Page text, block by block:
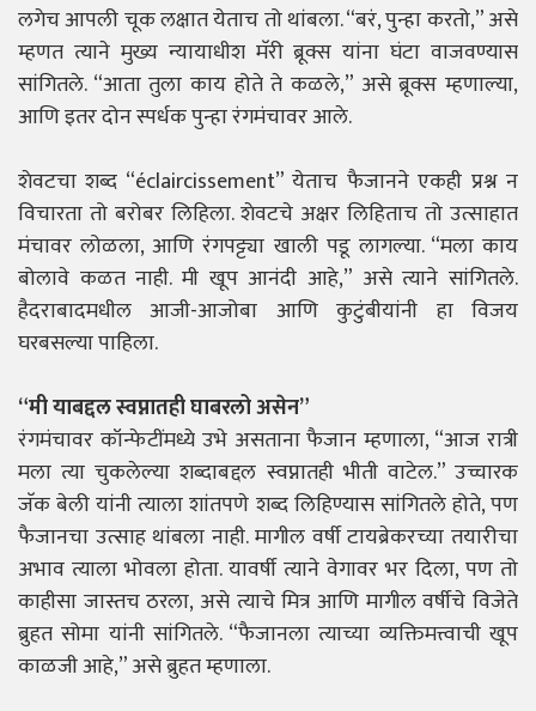
लगेच आपली चूक लक्षात येताच तो थांबला. “बरं, पुन्हा करतो,” असे
म्हणत त्याने मुख्य न्यायाधीश मॅरी ब्रूक्स यांना घंटा वाजवण्यास
सांगितले. “आता तुला काय होते ते कळले,” असे ब्रूक्स म्हणाल्या,
आणि इतर दोन स्पर्धक पुन्हा रंगमंचावर आले.
शेवटचा शब्द “éclaircissement” येताच फैजानने एकही प्रश्न न
विचारता तो बरोबर लिहिला. शेवटचे अक्षर लिहिताच तो उत्साहात
मंचावर लोळला, आणि रंगपट्ट्या खाली पडू लागल्या. “मला काय
बोलावे कळत नाही. मी खूप आनंदी आहे,” असे त्याने सांगितले.
हैदराबादमधील आजी-आजोबा आणि कुटुंबीयांनी हा विजय
घरबसल्या पाहिला.
“मी याबद्दल स्वप्नातही घाबरलो असेन”
रंगमंचावर कॉन्फेटींमध्ये उभे असताना फैजान म्हणाला, “आज रात्री
मला त्या चुकलेल्या शब्दाबद्दल स्वप्नातही भीती वाटेल.” उच्चारक
जॅक बेली यांनी त्याला शांतपणे शब्द लिहिण्यास सांगितले होते, पण
फैजानचा उत्साह थांबला नाही. मागील वर्षी टायब्रेकरच्या तयारीचा
अभाव त्याला भोवला होता. यावर्षी त्याने वेगावर भर दिला, पण तो
काहीसा जास्तच ठरला, असे त्याचे मित्र आणि मागील वर्षीचे विजेते
ब्रुहत सोमा यांनी सांगितले. “फैजानला त्याच्या व्यक्तिमत्त्वाची खूप
काळजी आहे,” असे ब्रुहत म्हणाला.